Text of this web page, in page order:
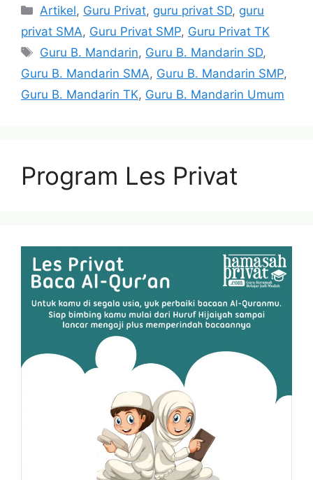
Categories
Artikel, Guru Privat, guru privat SD, guru
privat SMA, Guru Privat SMP, Guru Privat TK
Tags
Guru B. Mandarin, Guru B. Mandarin SD,
Guru B. Mandarin SMA, Guru B. Mandarin SMP,
Guru B. Mandarin TK, Guru B. Mandarin Umum
Program Les Privat